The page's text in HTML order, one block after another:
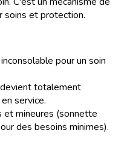
soins et protection.
pour un soin
totalement
service.
mineures (sonnette
des besoins minimes).